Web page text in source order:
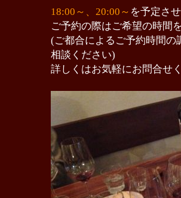
18:00～、20:00～ を予定さ
ご予約の際はご希望の時間
(ご都合によるご予約時間の
相談ください)
詳しくはお気軽にお問合せ